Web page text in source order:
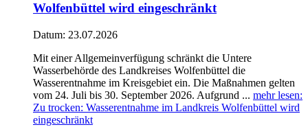
Wolfenbüttel wird eingeschränkt
Datum: 23.07.2026
Mit einer Allgemeinverfügung schränkt die Untere
Wasserbehörde des Landkreises Wolfenbüttel die
Wasserentnahme im Kreisgebiet ein. Die Maßnahmen gelten
vom 24. Juli bis 30. September 2026. Aufgrund ... mehr lesen:
Zu trocken: Wasserentnahme im Landkreis Wolfenbüttel wird
eingeschränkt